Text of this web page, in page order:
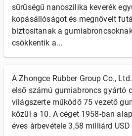
sűrűségű nanoszilika keverék
kopásállóságot és megnövelt
biztosítanak a
csökkentik a...
A Zhongce Rubber Group Co.,
első számú gumiabroncs gyártó
világszerte működő 75 vezető
közül a 10. A céget 1958-ban
éves árbevétele 3,58 milliárd